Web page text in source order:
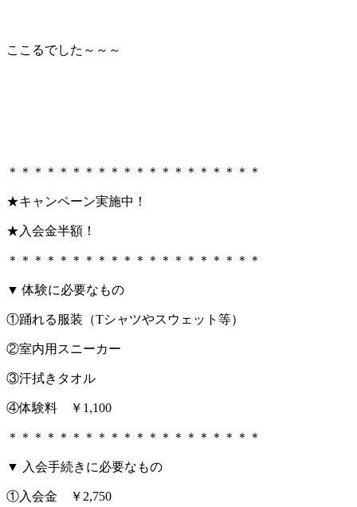
ここるでした～～～
＊＊＊＊＊＊＊＊＊＊＊＊＊＊＊＊＊＊＊＊
★キャンペーン実施中！
★入会金半額！
＊＊＊＊＊＊＊＊＊＊＊＊＊＊＊＊＊＊＊＊
▼ 体験に必要なもの
①踊れる服装（Tシャツやスウェット等）
②室内用スニーカー
③汗拭きタオル
④体験料 ￥1,100
＊＊＊＊＊＊＊＊＊＊＊＊＊＊＊＊＊＊＊＊
▼ 入会手続きに必要なもの
①入会金 ￥2,750